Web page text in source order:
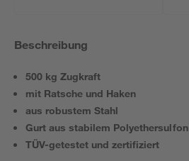
Beschreibung
500 kg Zugkraft
mit Ratsche und Haken
aus robustem Stahl
Gurt aus stabilem Polyethersulfon
TÜV-getestet und zertifiziert